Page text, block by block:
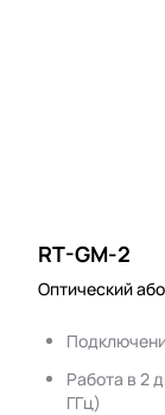
RT-GM-2
Оптический
Работа в 2
ГГц)